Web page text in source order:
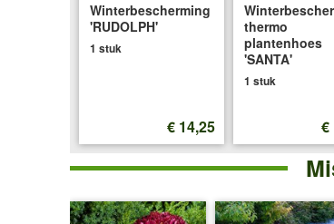
Winterbescherming
'RUDOLPH'
1 stuk
€ 14,25
thermo
plantenhoes
'SANTA'
1 stuk
€